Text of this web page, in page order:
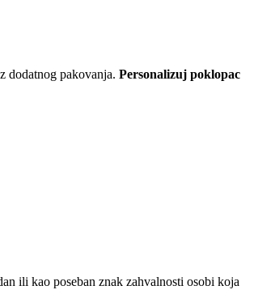
dodatnog pakovanja. Personalizuj poklopac
ili kao poseban znak zahvalnosti osobi koja